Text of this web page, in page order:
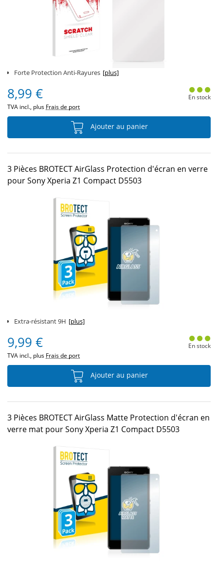
Forte Protection Anti-Rayures [plus]
8,99 €
TVA incl., plus Frais de port
En stock
Ajouter au panier
3 Pièces BROTECT AirGlass Protection d'écran en verre
pour Sony Xperia Z1 Compact D5503
Extra-résistant 9H [plus]
9,99 €
TVA incl., plus Frais de port
En stock
Ajouter au panier
3 Pièces BROTECT AirGlass Matte Protection d'écran en
verre mat pour Sony Xperia Z1 Compact D5503